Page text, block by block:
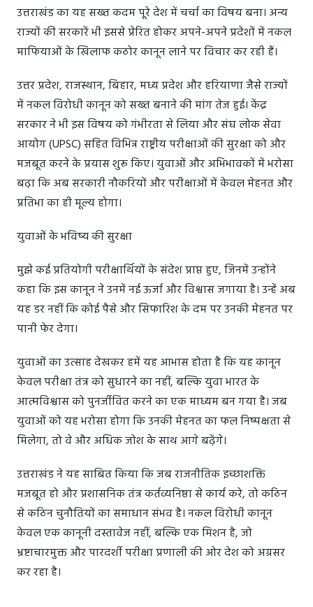
उत्तराखंड का यह सख्त कदम पूरे देश में चर्चा का विषय बना। अन्य
राज्यों की सरकारें भी इससे प्रेरित होकर अपने-अपने प्रदेशों में नकल
माफियाओं के खिलाफ कठोर कानून लाने पर विचार कर रही हैं।
उत्तर प्रदेश, राजस्थान, बिहार, मध्य प्रदेश और हरियाणा जैसे राज्यों
में नकल विरोधी कानून को सख्त बनाने की मांग तेज हुई। केंद्र
सरकार ने भी इस विषय को गंभीरता से लिया और संघ लोक सेवा
आयोग (UPSC) सहित विभिन्न राष्ट्रीय परीक्षाओं की सुरक्षा को और
मजबूत करने के प्रयास शुरू किए। युवाओं और अभिभावकों में भरोसा
बढ़ा कि अब सरकारी नौकरियों और परीक्षाओं में केवल मेहनत और
प्रतिभा का ही मूल्य होगा।
युवाओं के भविष्य की सुरक्षा
मुझे कई प्रतियोगी परीक्षार्थियों के संदेश प्राप्त हुए, जिनमें उन्होंने
कहा कि इस कानून ने उनमें नई ऊर्जा और विश्वास जगाया है। उन्हें अब
यह डर नहीं कि कोई पैसे और सिफारिश के दम पर उनकी मेहनत पर
पानी फेर देगा।
युवाओं का उत्साह देखकर हमें यह आभास होता है कि यह कानून
केवल परीक्षा तंत्र को सुधारने का नहीं, बल्कि युवा भारत के
आत्मविश्वास को पुनर्जीवित करने का एक माध्यम बन गया है। जब
युवाओं को यह भरोसा होगा कि उनकी मेहनत का फल निष्पक्षता से
मिलेगा, तो वे और अधिक जोश के साथ आगे बढ़ेंगे।
उत्तराखंड ने यह साबित किया कि जब राजनीतिक इच्छाशक्ति
मजबूत हो और प्रशासनिक तंत्र कर्तव्यनिष्ठा से कार्य करे, तो कठिन
से कठिन चुनौतियों का समाधान संभव है। नकल विरोधी कानून
केवल एक कानूनी दस्तावेज नहीं, बल्कि एक मिशन है, जो
भ्रष्टाचारमुक्त और पारदर्शी परीक्षा प्रणाली की ओर देश को अग्रसर
कर रहा है।